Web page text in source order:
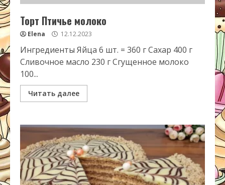
Торт Птичье молоко
Elena 12.12.2023
Ингредиенты Яйца 6 шт. = 360 г Сахар 400 г
Сливочное масло 230 г Сгущенное молоко
100...
Читать далее